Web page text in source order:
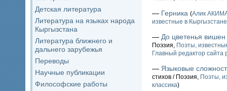
Детская литература
Литература на языках народа
Кыргызстана
Литература ближнего и
дальнего зарубежья
Переводы
Научные публикации
Философские работы
— Герника (Алик
известные в
— До цветенья вишен
Поэзия, Поэты,
Главный редактор сайта
— Языковые
стихов / Поэзия, Поэты,
классика)